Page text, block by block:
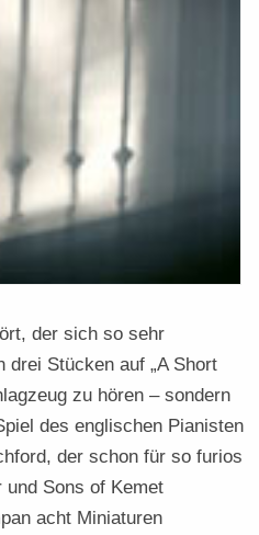
der sich so sehr
Stücken auf „A Short
zu hören – sondern
des englischen Pianisten
der schon für so furios
und Sons of Kemet
acht Miniaturen